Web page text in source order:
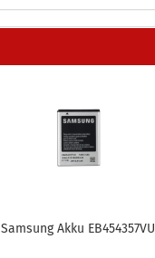
Sam­sung Akku EB454357VU